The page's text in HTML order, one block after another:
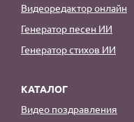
Видеоредактор онлайн
Генератор песен ИИ
Генератор стихов ИИ
КАТАЛОГ
Видео поздравления